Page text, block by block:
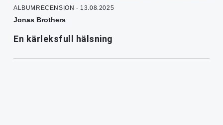
ALBUMRECENSION - 13.08.2025
Jonas Brothers
En kärleksfull hälsning